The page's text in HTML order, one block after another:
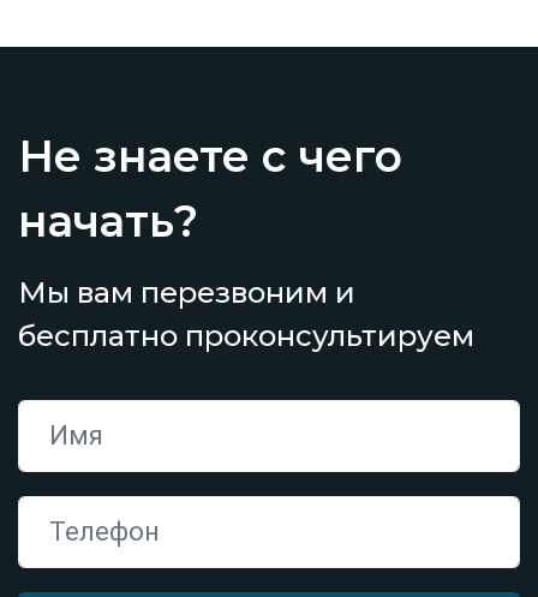
Не знаете с чего
начать?
Мы вам перезвоним и
бесплатно проконсультируем